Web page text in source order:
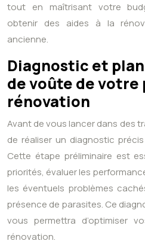
tout en maîtrisant votre
obtenir des aides à la
ancienne.
Diagnostic et
de voûte de votre
rénovation
Avant de vous lancer dans des
de réaliser un diagnostic
Cette étape préliminaire est
priorités, évaluer les
les éventuels problèmes
présence de parasites. Ce
vous permettra d’optimiser
rénovation.